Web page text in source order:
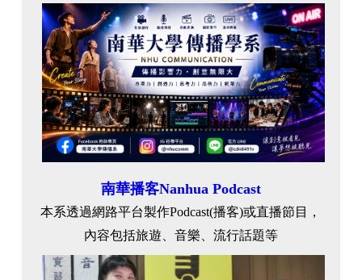
南華播客Nanhua Podcast
本系透過網路平台製作Podcast(播客)或直播節目，
內容包括旅遊、音樂、流行話題等